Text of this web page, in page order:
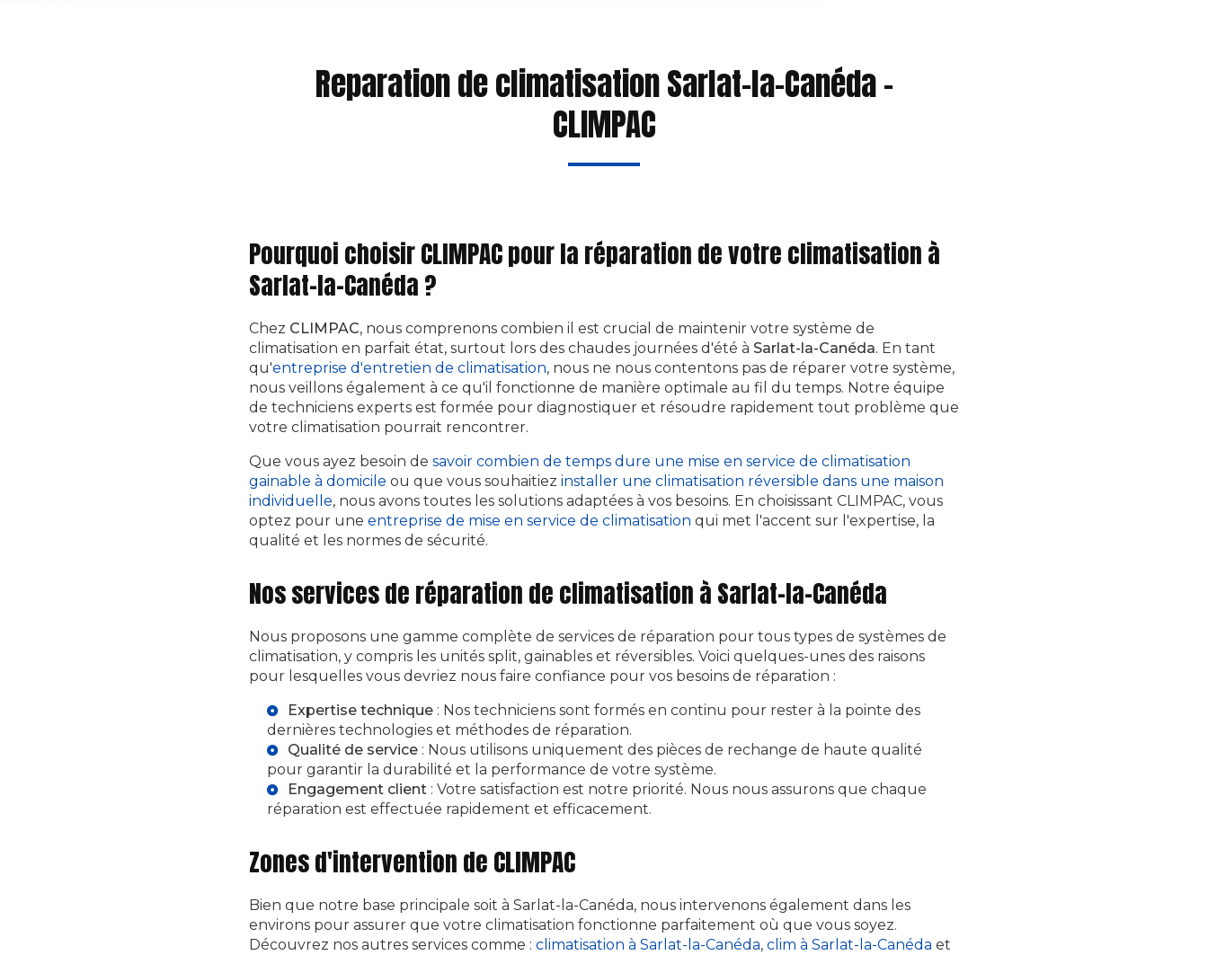
Reparation de climatisation Sarlat-la-Canéda -
CLIMPAC
Pourquoi choisir CLIMPAC pour la réparation de votre climatisation à
Sarlat-la-Canéda ?
Chez CLIMPAC, nous comprenons combien il est crucial de maintenir votre système de
climatisation en parfait état, surtout lors des chaudes journées d'été à Sarlat-la-Canéda. En tant
qu'entreprise d'entretien de climatisation, nous ne nous contentons pas de réparer votre système,
nous veillons également à ce qu'il fonctionne de manière optimale au fil du temps. Notre équipe
de techniciens experts est formée pour diagnostiquer et résoudre rapidement tout problème que
votre climatisation pourrait rencontrer.
Que vous ayez besoin de savoir combien de temps dure une mise en service de climatisation
gainable à domicile ou que vous souhaitiez installer une climatisation réversible dans une maison
individuelle, nous avons toutes les solutions adaptées à vos besoins. En choisissant CLIMPAC, vous
optez pour une entreprise de mise en service de climatisation qui met l'accent sur l'expertise, la
qualité et les normes de sécurité.
Nos services de réparation de climatisation à Sarlat-la-Canéda
Nous proposons une gamme complète de services de réparation pour tous types de systèmes de
climatisation, y compris les unités split, gainables et réversibles. Voici quelques-unes des raisons
pour lesquelles vous devriez nous faire confiance pour vos besoins de réparation :
Expertise technique : Nos techniciens sont formés en continu pour rester à la pointe des
dernières technologies et méthodes de réparation.
Qualité de service : Nous utilisons uniquement des pièces de rechange de haute qualité
pour garantir la durabilité et la performance de votre système.
Engagement client : Votre satisfaction est notre priorité. Nous nous assurons que chaque
réparation est effectuée rapidement et efficacement.
Zones d'intervention de CLIMPAC
Bien que notre base principale soit à Sarlat-la-Canéda, nous intervenons également dans les
environs pour assurer que votre climatisation fonctionne parfaitement où que vous soyez.
Découvrez nos autres services comme : climatisation à Sarlat-la-Canéda, clim à Sarlat-la-Canéda et